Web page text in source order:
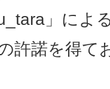
」によ
許諾を得て